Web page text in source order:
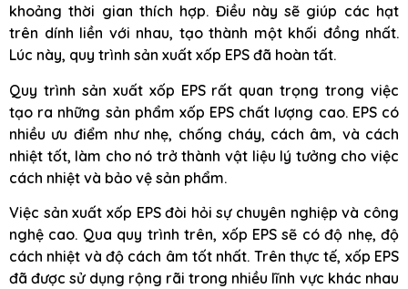
khoảng thời gian thích hợp. Điều này sẽ giúp các hạt
trên dính liền với nhau, tạo thành một khối đồng nhất.
Lúc này, quy trình sản xuất xốp EPS đã hoàn tất.
Quy trình sản xuất xốp EPS rất quan trọng trong việc
tạo ra những sản phẩm xốp EPS chất lượng cao. EPS có
nhiều ưu điểm như nhẹ, chống cháy, cách âm, và cách
nhiệt tốt, làm cho nó trở thành vật liệu lý tưởng cho việc
cách nhiệt và bảo vệ sản phẩm.
Việc sản xuất xốp EPS đòi hỏi sự chuyên nghiệp và công
nghệ cao. Qua quy trình trên, xốp EPS sẽ có độ nhẹ, độ
cách nhiệt và độ cách âm tốt nhất. Trên thực tế, xốp EPS
đã được sử dụng rộng rãi trong nhiều lĩnh vực khác nhau